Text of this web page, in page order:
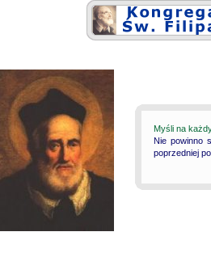
Myśli na
Nie powinno
poprzedniej